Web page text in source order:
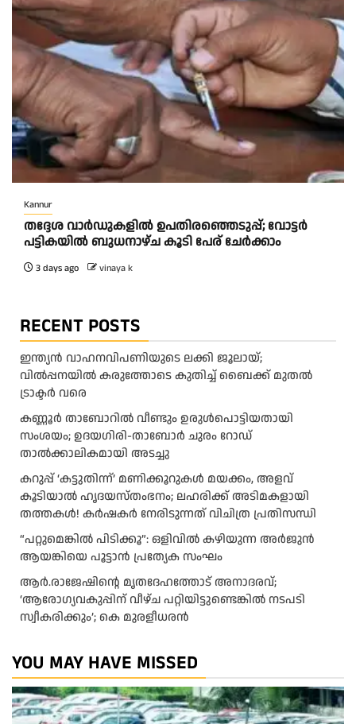
Kannur
തദ്ദേശ വാർഡുകളിൽ ഉപതിരഞ്ഞെടുപ്പ്; വോട്ടർ
പട്ടികയിൽ ബുധനാഴ്ച കൂടി പേര് ചേർക്കാം
3 days ago vinaya k
RECENT POSTS
ഇന്ത്യൻ വാഹനവിപണിയുടെ ലക്കി ജൂലായ്;
വിൽപ്പനയിൽ കരുത്തോടെ കുതിച്ച് ബൈക്ക് മുതൽ
ട്രാക്ടർ വരെ
കണ്ണൂർ താബോറിൽ വീണ്ടും ഉരുൾപൊട്ടിയതായി
സംശയം; ഉദയഗിരി-താബോർ ചുരം റോഡ്
താൽക്കാലികമായി അടച്ചു
കറുപ്പ് ‘കട്ടുതിന്ന്’ മണിക്കൂറുകൾ മയക്കം, അളവ്
കൂടിയാൽ ഹൃദയസ്തംഭനം; ലഹരിക്ക് അടിമകളായി
തത്തകള്‍! കർഷകർ നേരിടുന്നത് വിചിത്ര പ്രതിസന്ധി
“പറ്റുമെങ്കിൽ പിടിക്കൂ”: ഒളിവിൽ കഴിയുന്ന അർജുൻ
ആയങ്കിയെ പൂട്ടാൻ പ്രത്യേക സംഘം
ആര്‍.രാജേഷിന്റെ മൃതദേഹത്തോട് അനാദരവ്;
‘ആരോഗ്യവകുപ്പിന് വീഴ്ച പറ്റിയിട്ടുണ്ടെങ്കില്‍ നടപടി
സ്വീകരിക്കും’; കെ മുരളീധരന്‍
YOU MAY HAVE MISSED